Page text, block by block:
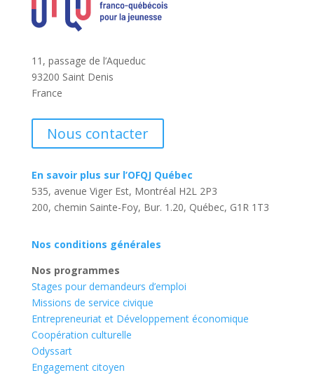
11, passage de l’Aqueduc
93200 Saint Denis
France
Nous contacter
En savoir plus sur l’OFQJ Québec
535, avenue Viger Est, Montréal H2L 2P3
200, chemin Sainte-Foy, Bur. 1.20, Québec, G1R 1T3
Nos conditions générales
Nos programmes
Stages pour demandeurs d’emploi
Missions de service civique
Entrepreneuriat et Développement économique
Coopération culturelle
Odyssart
Engagement citoyen